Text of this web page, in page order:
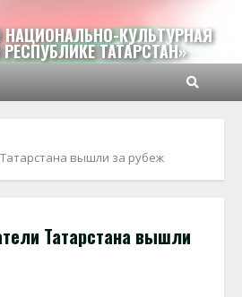
КУЛЬТУРНАЯ
ТАТАРСТАН»
вышли за рубеж
Татарстана вышли